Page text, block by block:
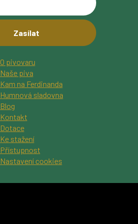
O pivovaru
Naše piva
Kam na Ferdinanda
Humnová sladovna
Blog
Kontakt
Dotace
Ke stažení
Přístupnost
Nastavení cookies